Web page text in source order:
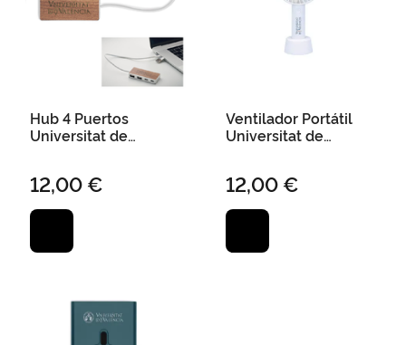
Hub 4 Puertos
Universitat de
12,00 €
Ventilador Portátil
Universitat de
12,00 €